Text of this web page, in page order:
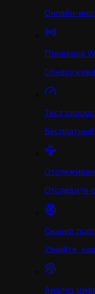
Онлайн-
Проверка
Тест
Отследите
Сканер
Узнайте,
Анализ